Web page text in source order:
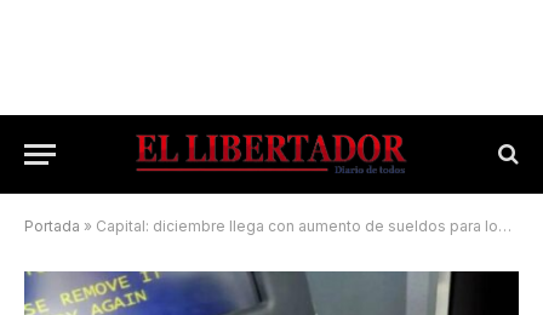
Portada » Capital: diciembre llega con aumento de sueldos para los municipales